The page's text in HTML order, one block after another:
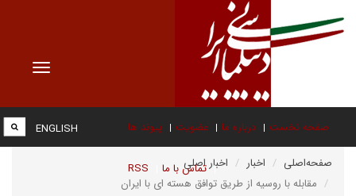
Toggle
صفحه نخست درباره ما عضویت پیوند ها
تماس با ما RSS
ENGLISH
صفحه‌اصلی اخبار
اخبار اصلی
مقابله با روسیه از طریق توافق هسته ای با ایران